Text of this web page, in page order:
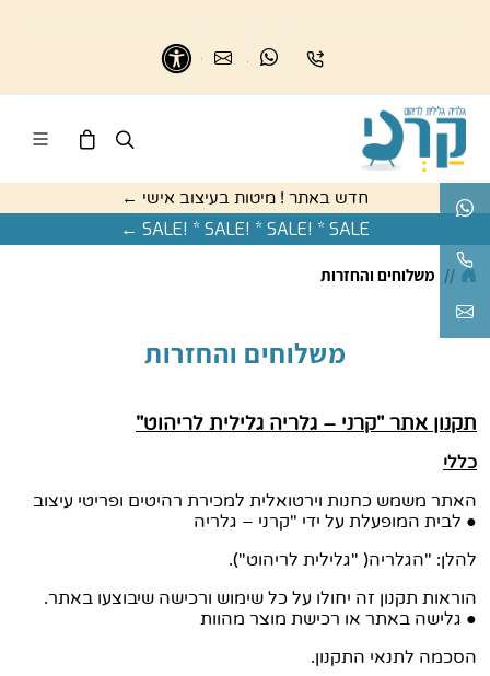
נשמח לדברבואו נדברכיתבו לנו
בואו נדברחדש באתר ! מיטות בעיצוב אישי ←
SALE! * SALE! * SALE! * SALE ←
// משלוחים והחזרות
משלוחים והחזרות
"תקנון אתר "קרני – גלריה גלילית לריהוט
כללי
האתר משמש כחנות וירטואלית למכירת רהיטים ופריטי עיצוב
לבית המופעלת על ידי "קרני – גלריה ●
.("גלילית לריהוט" )להלן: "הגלריה
הוראות תקנון זה יחולו על כל שימוש ורכישה שיבוצעו באתר.
גלישה באתר או רכישת מוצר מהוות ●
.הסכמה לתנאי התקנון